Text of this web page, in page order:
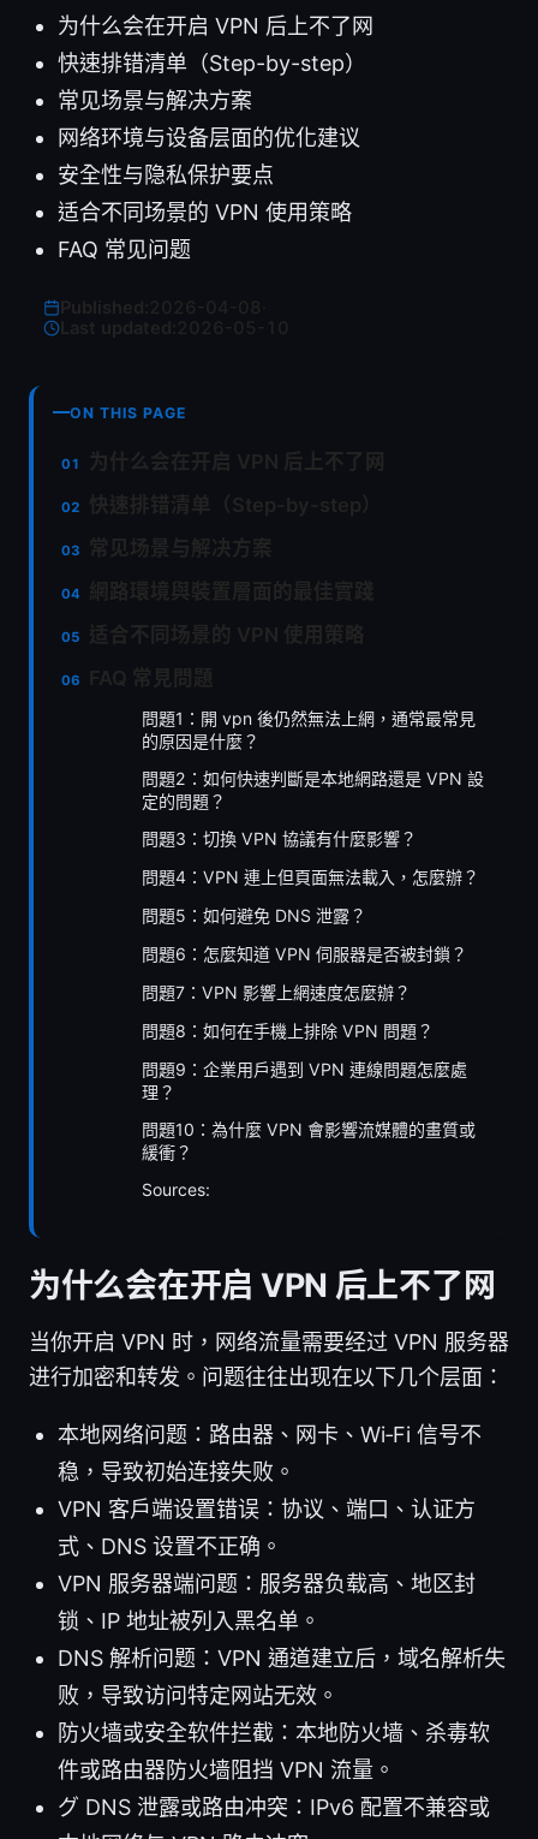
为什么会在开启 VPN 后上不了网
快速排错清单（Step-by-step）
常见场景与解决方案
网络环境与设备层面的优化建议
安全性与隐私保护要点
适合不同场景的 VPN 使用策略
FAQ 常见问题
Last updated:
ON THIS PAGE
問題1：開 vpn 後仍然無法上網，通常最常見
的原因是什麼？
問題2：如何快速判斷是本地網路還是 VPN 設
定的問題？
問題3：切換 VPN 協議有什麼影響？
問題4：VPN 連上但頁面無法載入，怎麼辦？
問題5：如何避免 DNS 泄露？
問題6：怎麼知道 VPN 伺服器是否被封鎖？
問題7：VPN 影響上網速度怎麼辦？
問題8：如何在手機上排除 VPN 問題？
問題9：企業用戶遇到 VPN 連線問題怎麼處
理？
問題10：為什麼 VPN 會影響流媒體的畫質或
緩衝？
Sources:
为什么会在开启 VPN 后上不了网
当你开启 VPN 时，网络流量需要经过 VPN 服务器
进行加密和转发。问题往往出现在以下几个层面：
本地网络问题：路由器、网卡、Wi‑Fi 信号不
稳，导致初始连接失败。
VPN 客户端设置错误：协议、端口、认证方
式、DNS 设置不正确。
VPN 服务器端问题：服务器负载高、地区封
锁、IP 地址被列入黑名单。
DNS 解析问题：VPN 通道建立后，域名解析失
败，导致访问特定网站无效。
防火墙或安全软件拦截：本地防火墙、杀毒软
件或路由器防火墙阻挡 VPN 流量。
グ DNS 泄露或路由冲突：IPv6 配置不兼容或